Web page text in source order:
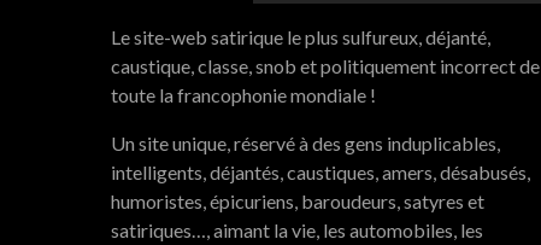
Le site-web satirique le plus sulfureux, déjanté,
caustique, classe, snob et politiquement incorrect de
toute la francophonie mondiale !
Un site unique, réservé à des gens induplicables,
intelligents, déjantés, caustiques, amers, désabusés,
humoristes, épicuriens, baroudeurs, satyres et
satiriques…, aimant la vie, les automobiles, les